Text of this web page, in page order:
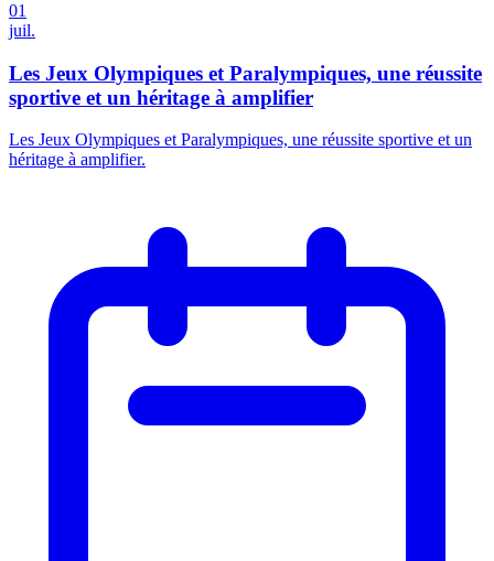
01
juil.
Les Jeux Olympiques et Paralympiques, une réussite
sportive et un héritage à amplifier
Les Jeux Olympiques et Paralympiques, une réussite sportive et un
héritage à amplifier.